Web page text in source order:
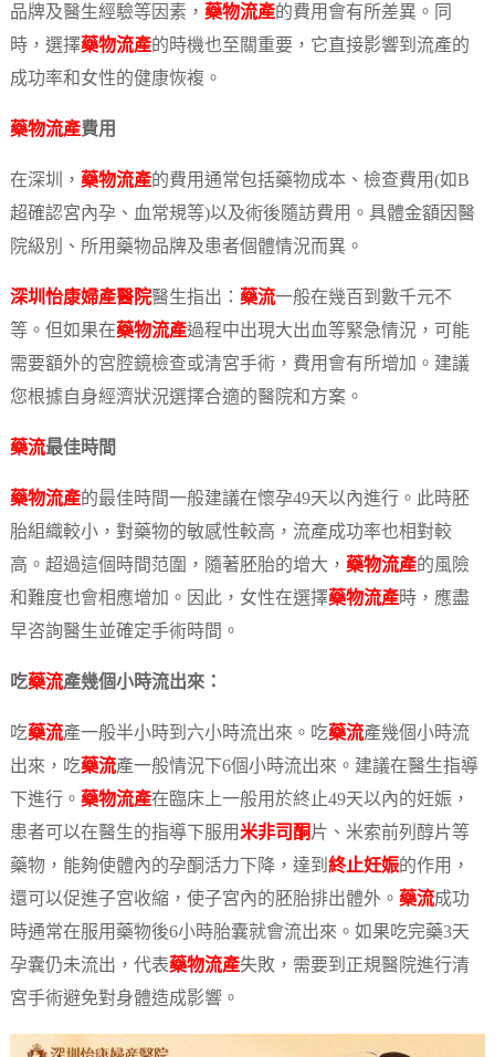
品牌及醫生經驗等因素， 藥物流產的費用會有所差異。同
時，選擇藥物流產的時機也至關重要，它直接影響到流產的
成功率和女性的健康恢複。
藥物流產費用
在深圳， 藥物流產的費用通常包括藥物成本、檢查費用(如B
超確認宮內孕、血常規等)以及術後隨訪費用。具體金額因醫
院級別、所用藥物品牌及患者個體情況而異。
深圳怡康婦產醫院醫生指出： 藥流一般在幾百到數千元不
等。但如果在藥物流產過程中出現大出血等緊急情況，可能
需要額外的宮腔鏡檢查或清宮手術，費用會有所增加。建議
您根據自身經濟狀況選擇合適的醫院和方案。
藥流最佳時間
藥物流產的最佳時間一般建議在懷孕49天以內進行。此時胚
胎組織較小，對藥物的敏感性較高，流產成功率也相對較
高。超過這個時間范圍，隨著胚胎的增大， 藥物流產的風險
和難度也會相應增加。因此，女性在選擇藥物流產時，應盡
早咨詢醫生並確定手術時間。
吃藥流產幾個小時流出來：
吃藥流產一般半小時到六小時流出來。吃藥流產幾個小時流
出來，吃藥流產一般情況下6個小時流出來。建議在醫生指導
下進行。 藥物流產在臨床上一般用於終止49天以內的妊娠，
患者可以在醫生的指導下服用米非司酮片、米索前列醇片等
藥物，能夠使體內的孕酮活力下降，達到 終止妊娠的作用，
還可以促進子宮收縮，使子宮內的胚胎排出體外。 藥流成功
時通常在服用藥物後6小時胎囊就會流出來。如果吃完藥3天
孕囊仍未流出，代表藥物流產失敗，需要到正規醫院進行清
宮手術避免對身體造成影響。